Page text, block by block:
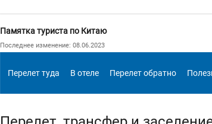
Памятка туриста по Китаю
Последнее изменение: 08.06.2023
Перелет туда В отеле Перелет обратно